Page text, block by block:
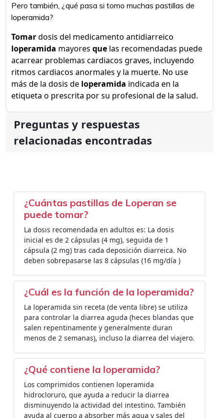
Pero también, ¿qué pasa si tomo muchas pastillas de
loperamida?
Tomardosis del medicamento antidiarreico
loperamida mayores que las recomendadas puede
acarrear problemas cardiacos graves, incluyendo
ritmos cardiacos anormales y la muerte. No use
más de la dosis de loperamida indicada en la
etiqueta o prescrita por su profesional de la salud.
Preguntas y respuestas
relacionadas encontradas
¿Cuántas pastillas de Loperan se
puede tomar?
La dosis recomendada en adultos es: La dosis
inicial es de 2 cápsulas (4 mg), seguida de 1
cápsula (2 mg) tras cada deposición diarreica. No
deben sobrepasarse las 8 cápsulas (16 mg/día )
¿Cuál es la función de la loperamida?
La loperamida sin receta (de venta libre) se utiliza
para controlar la diarrea aguda (heces blandas que
salen repentinamente y generalmente duran
menos de 2 semanas), incluso la diarrea del viajero.
¿Qué contiene la loperamida?
Los comprimidos contienen loperamida
hidrocloruro, que ayuda a reducir la diarrea
disminuyendo la actividad del intestino. También
ayuda al cuerpo a absorber más agua y sales del